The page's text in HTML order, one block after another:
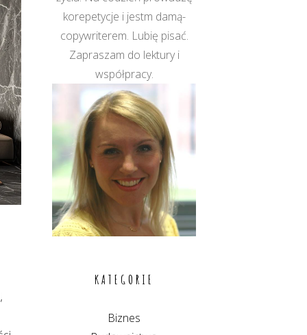
korepetycje i jestm damą-
copywriterem. Lubię pisać.
Zapraszam do lektury i
współpracy.
KATEGORIE
Biznes